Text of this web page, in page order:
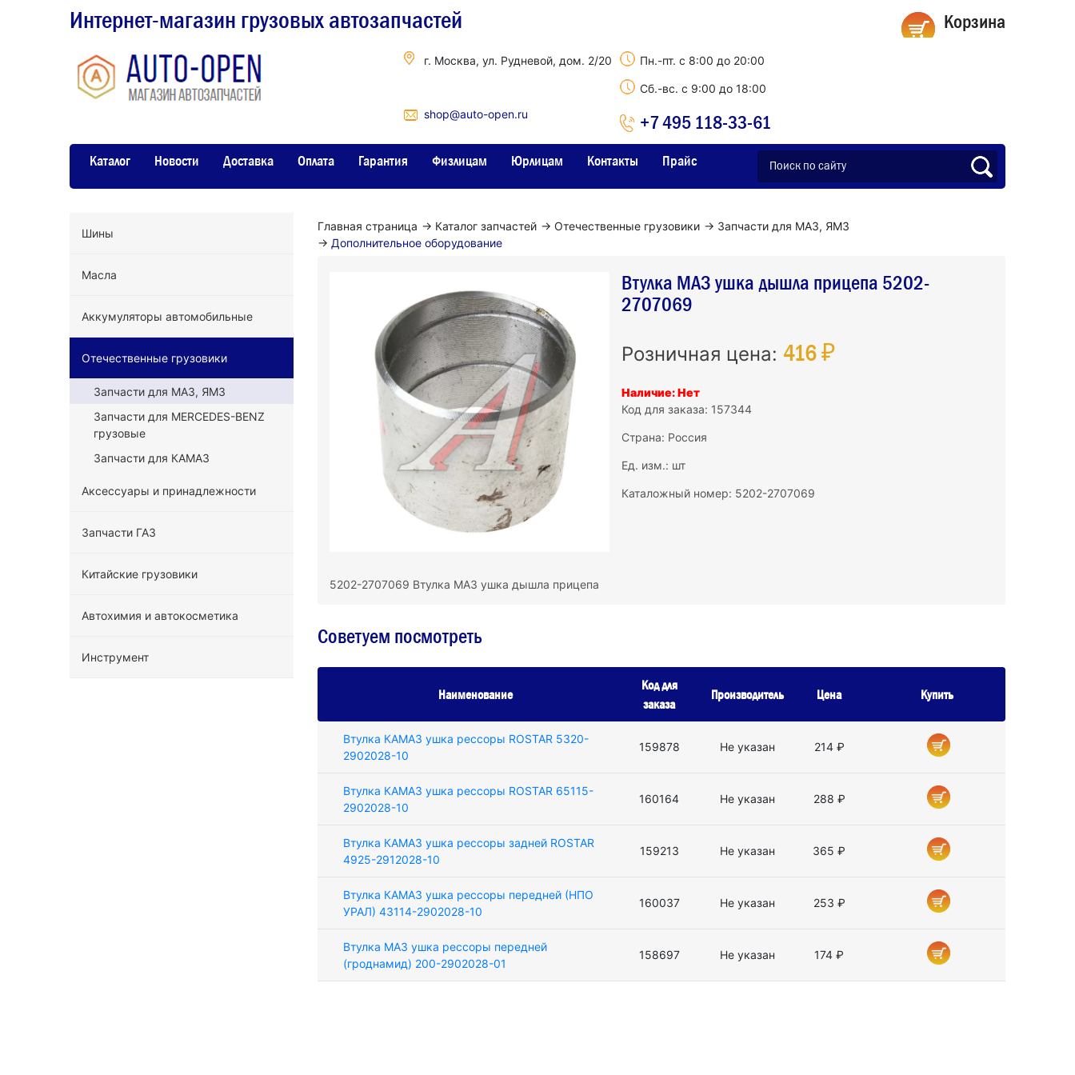
Интернет-магазин грузовых автозапчастей
г. Москва, ул. Рудневой, дом. 2/20
shop@auto-open.ru
Пн.-пт. с 8:00 до 20:00
Сб.-вс. с 9:00 до 18:00
+7 495 118-33-61
Корзина
Каталог Новости Доставка Оплата Гарантия Физлицам Юрлицам Контакты Прайс
Шины
Масла
Аккумуляторы автомобильные
Отечественные грузовики
Запчасти для МАЗ, ЯМЗ
Запчасти для MERCEDES-BENZ
грузовые
Запчасти для КАМАЗ
Аксессуары и принадлежности
Запчасти ГАЗ
Китайские грузовики
Автохимия и автокосметика
Инструмент
Главная страница → Каталог запчастей → Отечественные грузовики → Запчасти для МАЗ, ЯМЗ
→ Дополнительное оборудование
Втулка МАЗ ушка дышла прицепа 5202-
2707069
Розничная цена: 416 ₽
Наличие: Нет
Код для заказа: 157344
Страна: Россия
Ед. изм.: шт
Каталожный номер: 5202-2707069
5202-2707069 Втулка МАЗ ушка дышла прицепа
Советуем посмотреть
Наименование
Код для
заказа
Производитель Цена Купить
Втулка КАМАЗ ушка рессоры ROSTAR 5320-
2902028-10
159878 Не указан 214 ₽
Втулка КАМАЗ ушка рессоры ROSTAR 65115-
2902028-10
160164 Не указан 288 ₽
Втулка КАМАЗ ушка рессоры задней ROSTAR
4925-2912028-10
159213 Не указан 365 ₽
Втулка КАМАЗ ушка рессоры передней (НПО
УРАЛ) 43114-2902028-10
160037 Не указан 253 ₽
Втулка МАЗ ушка рессоры передней
(гроднамид) 200-2902028-01
158697 Не указан 174 ₽